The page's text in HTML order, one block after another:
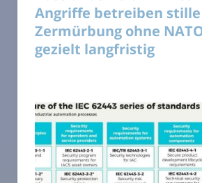
Angriffe betreiben stille
Zermürbung ohne
gezielt langfristig